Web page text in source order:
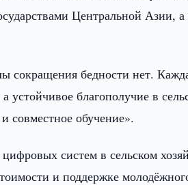
Центральной Азии,
бедности нет.
устойчивое благополучие в
совместное обучение».
систем в сельском
и поддержке